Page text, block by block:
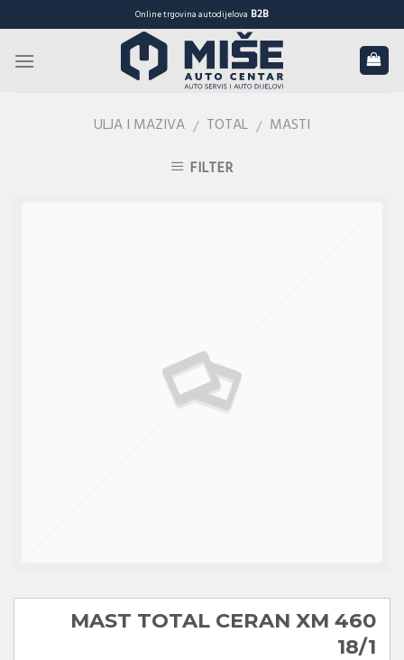
to
content
Online trgovina autodijelova B2B
ULJA I MAZIVA / TOTAL / MASTI
FILTER
MAST TOTAL CERAN XM 460
18/1